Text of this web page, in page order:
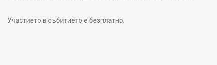
Участието в събитието е безплатно.